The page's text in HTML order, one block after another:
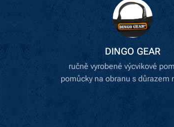
DINGO GEAR
ručně vyrobené výcvikové
pomůcky na obranu s důrazem